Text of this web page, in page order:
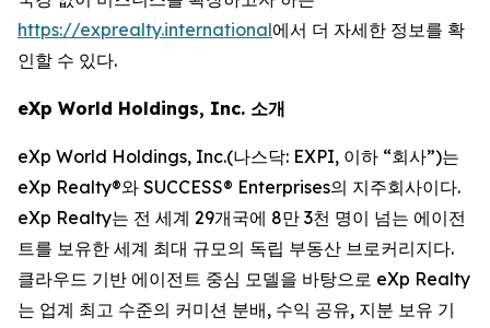
https://exprealty.international에서 더 자세한 정보를 확
인할 수 있다.
eXp World Holdings, Inc. 소개
eXp World Holdings, Inc.(나스닥: EXPI, 이하 “회사”)는
eXp Realty®와 SUCCESS® Enterprises의 지주회사이다.
eXp Realty는 전 세계 29개국에 8만 3천 명이 넘는 에이전
트를 보유한 세계 최대 규모의 독립 부동산 브로커리지다.
클라우드 기반 에이전트 중심 모델을 바탕으로 eXp Realty
는 업계 최고 수준의 커미션 분배, 수익 공유, 지분 보유 기